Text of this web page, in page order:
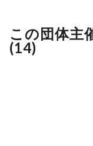
この団体主
(14)